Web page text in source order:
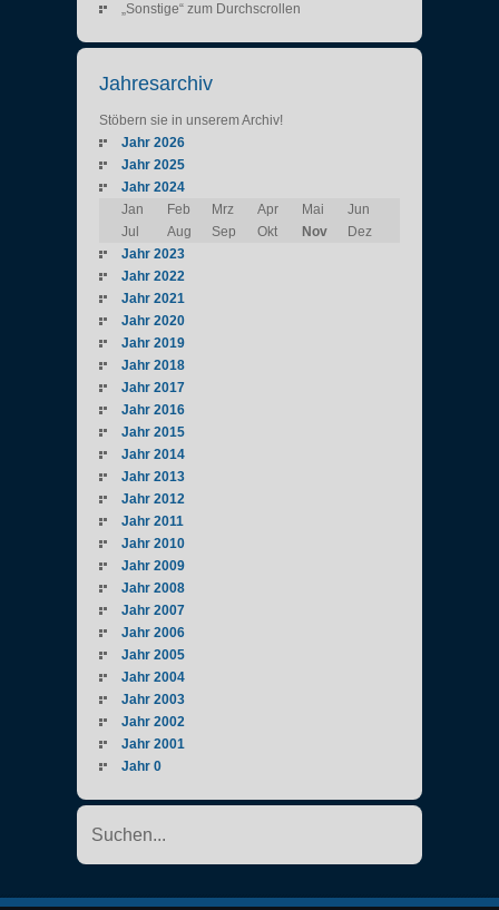
„Sonstige“ zum Durchscrollen
Jahresarchiv
Stöbern sie in unserem Archiv!
Jahr 2026
Jahr 2025
Jahr 2024
Jan
Feb Mrz Apr Mai
Jun
Jul
Aug Sep Okt Nov
Dez
Jahr 2023
Jahr 2022
Jahr 2021
Jahr 2020
Jahr 2019
Jahr 2018
Jahr 2017
Jahr 2016
Jahr 2015
Jahr 2014
Jahr 2013
Jahr 2012
Jahr 2011
Jahr 2010
Jahr 2009
Jahr 2008
Jahr 2007
Jahr 2006
Jahr 2005
Jahr 2004
Jahr 2003
Jahr 2002
Jahr 2001
Jahr 0